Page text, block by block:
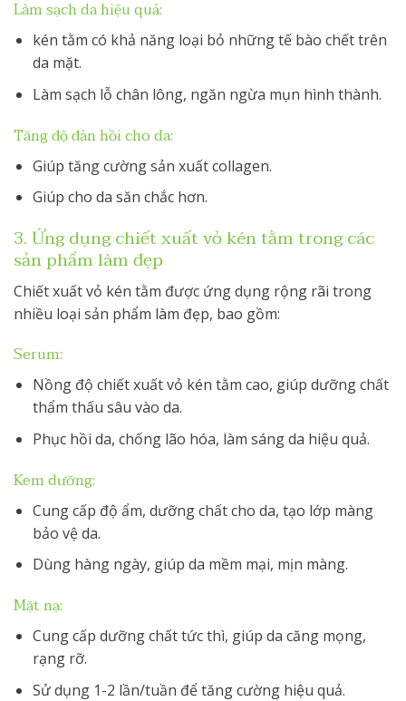
Làm sạch da hiệu quả:
kén tằm có khả năng loại bỏ những tế bào chết trên
da mặt.
Làm sạch lỗ chân lông, ngăn ngừa mụn hình thành.
Tăng độ đàn hồi cho da:
Giúp tăng cường sản xuất collagen.
Giúp cho da săn chắc hơn.
3. Ứng dụng chiết xuất vỏ kén tằm trong các
sản phẩm làm đẹp
Chiết xuất vỏ kén tằm được ứng dụng rộng rãi trong
nhiều loại sản phẩm làm đẹp, bao gồm:
Serum:
Nồng độ chiết xuất vỏ kén tằm cao, giúp dưỡng chất
thẩm thấu sâu vào da.
Phục hồi da, chống lão hóa, làm sáng da hiệu quả.
Kem dưỡng:
Cung cấp độ ẩm, dưỡng chất cho da, tạo lớp màng
bảo vệ da.
Dùng hàng ngày, giúp da mềm mại, mịn màng.
Mặt nạ:
Cung cấp dưỡng chất tức thì, giúp da căng mọng,
rạng rỡ.
Sử dụng 1-2 lần/tuần để tăng cường hiệu quả.